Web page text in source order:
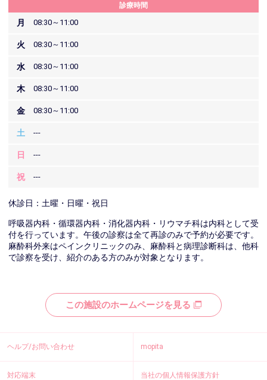
診療時間
月 08:30～11:00
火 08:30～11:00
水 08:30～11:00
木 08:30～11:00
金 08:30～11:00
土 ---
日 ---
祝 ---
休診日：土曜・日曜・祝日
呼吸器内科・循環器内科・消化器内科・リウマチ科は内科として受
付を行っています。午後の診察は全て再診のみで予約が必要です。
麻酔科外来はペインクリニックのみ、麻酔科と病理診断科は、他科
で診察を受け、紹介のある方のみが対象となります。
この施設のホームページを見る
ヘルプ/お問い合わせ mopita
対応端末 当社の個人情報保護方針